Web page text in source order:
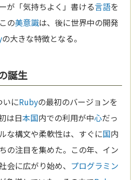
が「気持ちよく」書ける言語を
の美意識は、後に世界中の開発
の大きな特徴となる。
誕生
いにRubyの最初のバージョンを
は日本国内での利用が中心だっ
な構文や柔軟性は、すぐに国内
の注目を集めた。この年、イン
会に広がり始め、 プログラミン